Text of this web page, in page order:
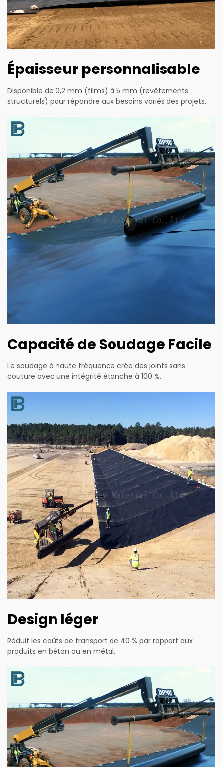
Épaisseur personnalisable
Disponible de 0,2 mm (films) à 5 mm (revêtements
structurels) pour répondre aux besoins variés des projets.
Capacité de Soudage Facile
Le soudage à haute fréquence crée des joints sans
couture avec une intégrité étanche à 100 %.
Design léger
Réduit les coûts de transport de 40 % par rapport aux
produits en béton ou en métal.